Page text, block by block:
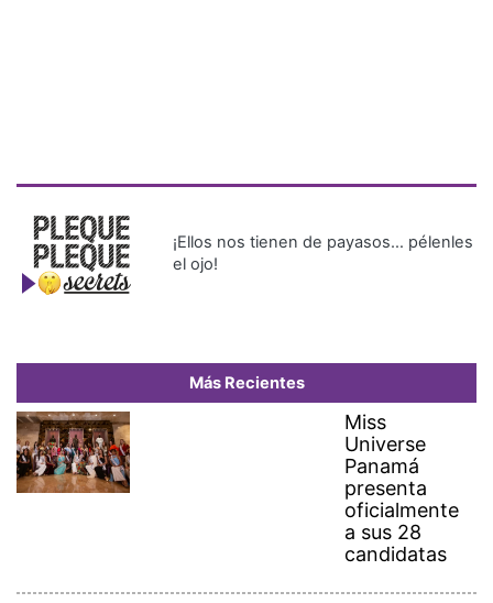
¡Ellos nos tienen de payasos… pélenles
el ojo!
Más Recientes
Miss
Universe
Panamá
presenta
oficialmente
a sus 28
candidatas